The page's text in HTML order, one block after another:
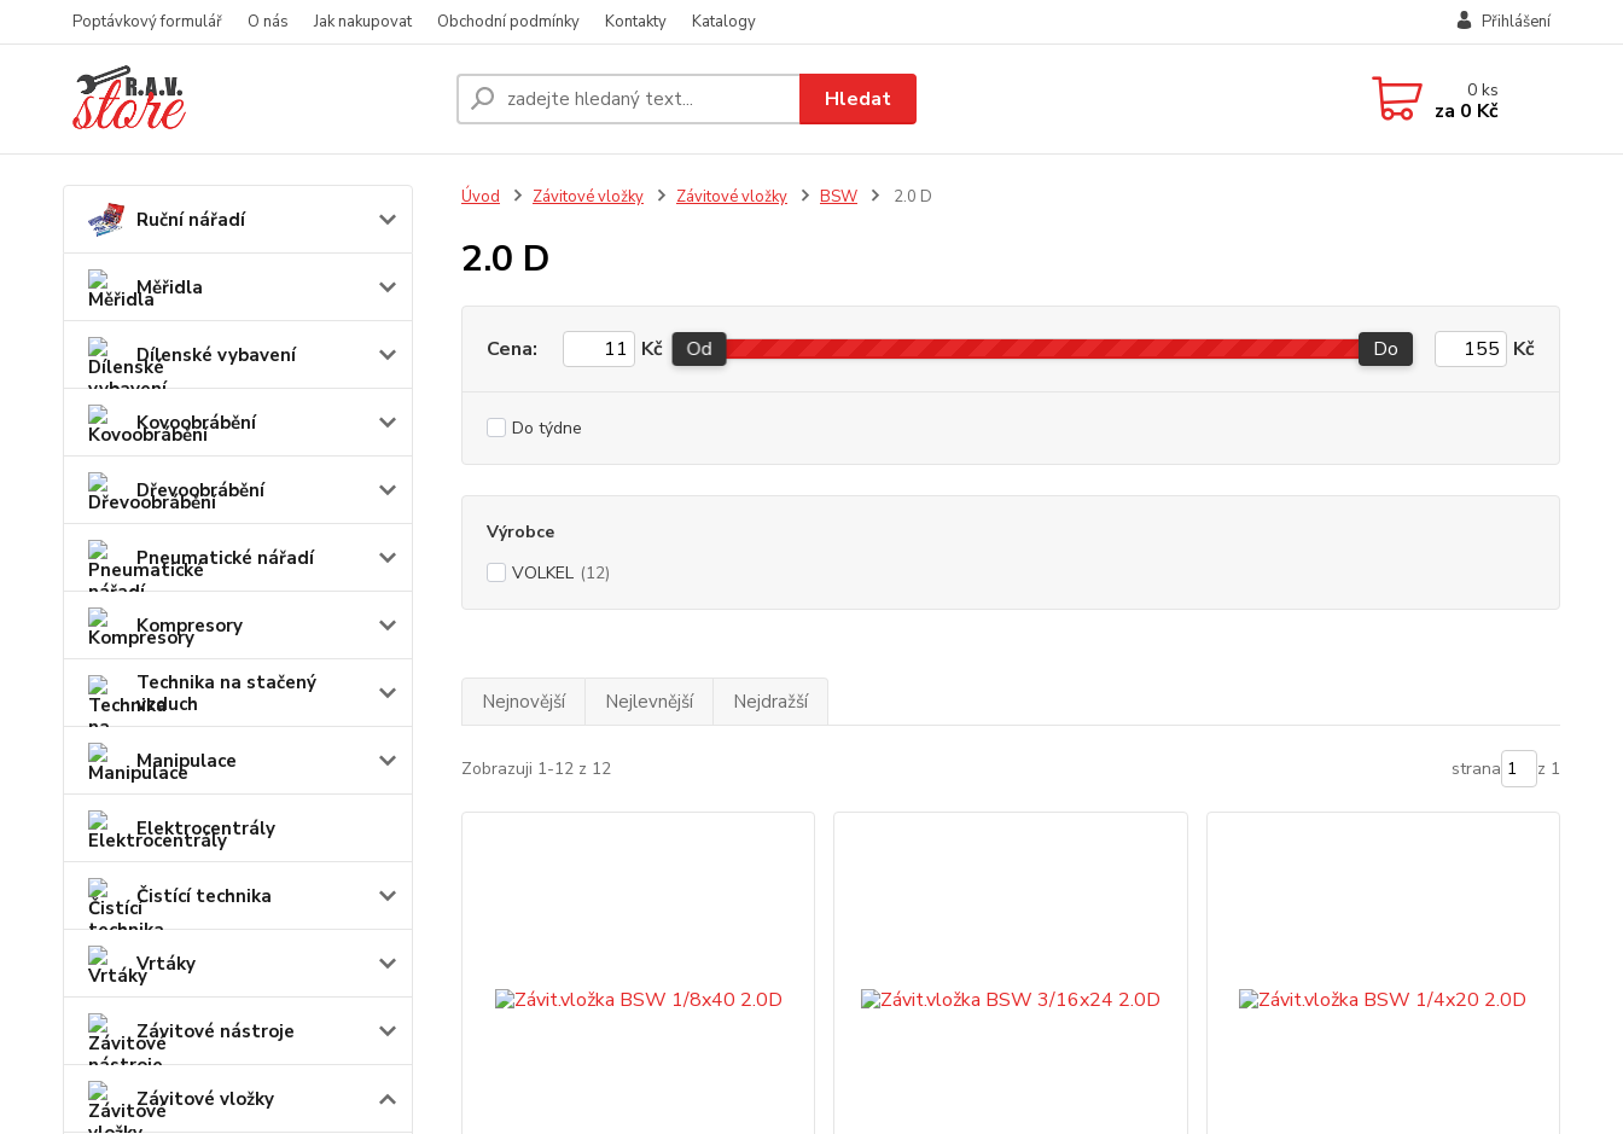
Poptávkový formulář O nás Jak nakupovat Obchodní podmínky Kontakty Katalogy Přihlášení
Hledat 0ks
za 0 Kč
Ruční nářadí
Měřidla
Dílenské vybavení
Kovoobrábění
Dřevoobrábění
Pneumatické nářadí
Kompresory
Technika na stačený
vzduch
Manipulace
Elektrocentrály
Čistící technika
Vrtáky
Závitové nástroje
Závitové vložky
Úvod Závitové vložky Závitové vložky BSW 2.0 D
2.0 D
Cena: Kč Od Do Kč
Do týdne
Výrobce
VOLKEL (12)
Nejnovější Nejlevnější Nejdražší
Zobrazuji 1-12 z 12 strana z 1